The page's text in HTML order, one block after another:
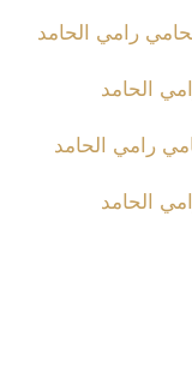
رامي الحامد
الحامد
رامي الحامد
الحامد